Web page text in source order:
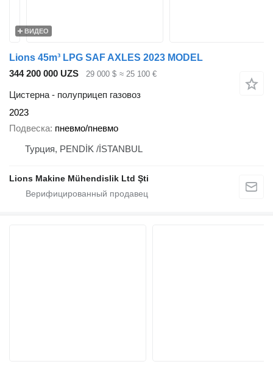
ВИДЕО
Lions 45m³ LPG SAF AXLES 2023 MODEL
344 200 000 UZS
29 000 $ ≈ 25 100 €
Цистерна - полуприцеп газовоз
2023
Подвеска пневмо/пневмо
Турция, PENDİK /İSTANBUL
Lions Makine Mühendislik Ltd Şti